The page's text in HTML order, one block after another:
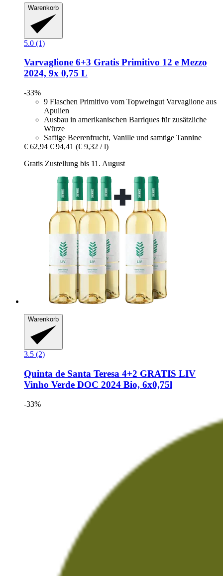
Warenkorb
5.0 (1)
Varvaglione 6+3 Gratis Primitivo 12 e Mezzo
2024, 9x 0,75 L
-33%
9 Flaschen Primitivo vom Topweingut Varvaglione aus
Apulien
Ausbau in amerikanischen Barriques für zusätzliche
Würze
Saftige Beerenfrucht, Vanille und samtige Tannine
€ 62,94 € 94,41 (€ 9,32 / l)
Gratis Zustellung bis 11. August
Warenkorb
3.5 (2)
Quinta de Santa Teresa 4+2 GRATIS LIV
Vinho Verde DOC 2024 Bio, 6x0,75l
-33%